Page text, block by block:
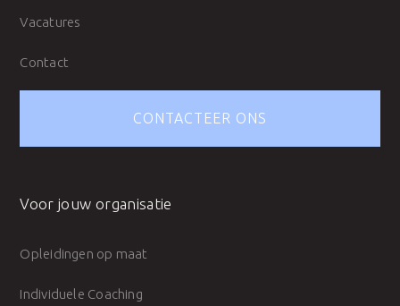
Vacatures
Contact
CONTACTEER ONS
Voor jouw organisatie
Opleidingen op maat
Individuele Coaching